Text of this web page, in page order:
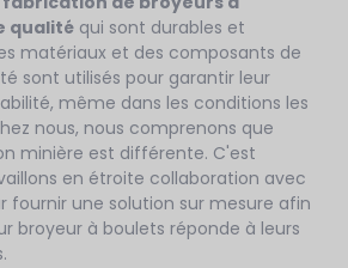
qualité qui sont durables et
matériaux et des composants de
sont utilisés pour garantir leur
même dans les conditions les
nous, nous comprenons que
minière est différente. C'est
en étroite collaboration avec
fournir une solution sur mesure afin
broyeur à boulets réponde à leurs